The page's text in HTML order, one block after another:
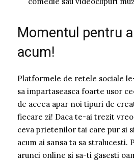
Momentul pentru
acum!
Platformele de retele sociale
sa impartaseasca foarte usor
de aceea apar noi tipuri de
fiecare zi! Daca te-ai trezit
ceva prietenilor tai care pur si
acum ai sansa ta sa stralucesti.
arunci online si sa-ti gasesti